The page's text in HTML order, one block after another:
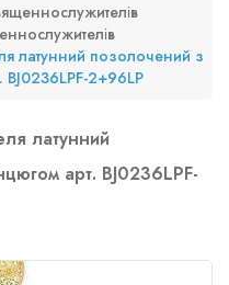
латунний позолочений з
2+96LP
латунний
арт. BJ0236LPF-